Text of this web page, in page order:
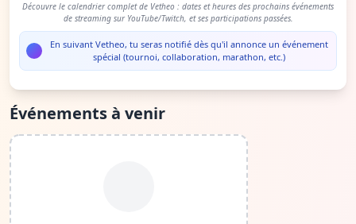
Découvre le calendrier complet de Vetheo : dates et heures des prochains événements
de streaming sur YouTube/Twitch, et ses participations passées.
En suivant Vetheo, tu seras notifié dès qu'il annonce un événement
spécial (tournoi, collaboration, marathon, etc.)
Événements à venir